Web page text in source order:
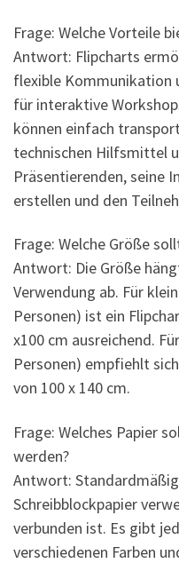
Frage: Welche Vorteile
Antwort: Flipcharts
flexible Kommunikation
für interaktive
können einfach
technischen Hilfsmittel
Präsentierenden, seine
erstellen und den
Frage: Welche Größe
Antwort: Die Größe
Verwendung ab. Für
Personen) ist ein
x100 cm ausreichend.
Personen) empfiehlt
von 100 x 140 cm.
Frage: Welches Papier
werden?
Antwort:
Schreibblockpapier
verbunden ist. Es gibt
verschiedenen Farben